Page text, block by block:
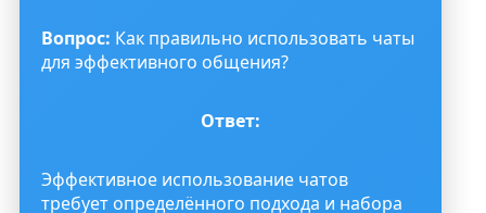
Вопрос: Как правильно использовать чаты
для эффективного общения?
Ответ:
Эффективное использование чатов
требует определённого подхода и набора